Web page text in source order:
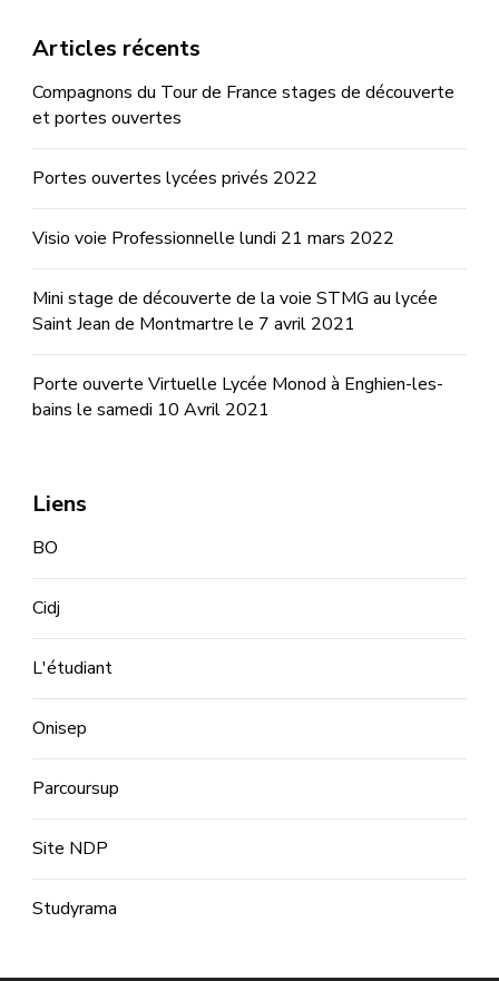
Articles récents
Compagnons du Tour de France stages de découverte
et portes ouvertes
Portes ouvertes lycées privés 2022
Visio voie Professionnelle lundi 21 mars 2022
Mini stage de découverte de la voie STMG au lycée
Saint Jean de Montmartre le 7 avril 2021
Porte ouverte Virtuelle Lycée Monod à Enghien-les-
bains le samedi 10 Avril 2021
Liens
BO
Cidj
L'étudiant
Onisep
Parcoursup
Site NDP
Studyrama